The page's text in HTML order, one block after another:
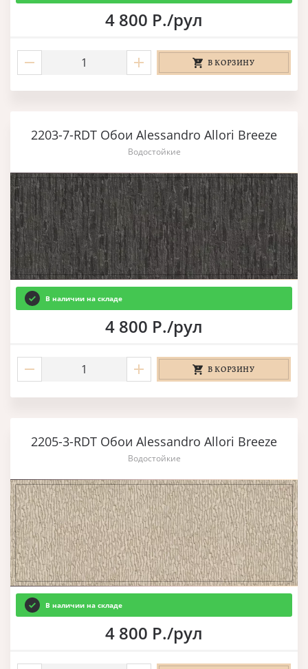
4 800 Р./рул
В КОРЗИНУ
2203-7-RDT Обои Alessandro Allori Breeze
Водостойкие
В наличии на складе
4 800 Р./рул
В КОРЗИНУ
2205-3-RDT Обои Alessandro Allori Breeze
Водостойкие
В наличии на складе
4 800 Р./рул